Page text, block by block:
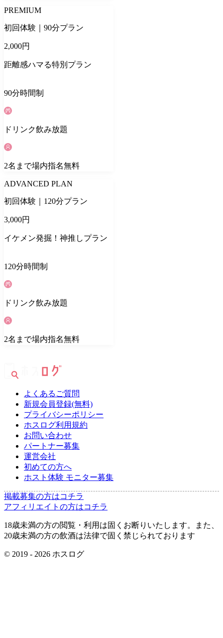
PREMIUM
初回体験｜90分プラン
2,000円
距離感ハマる特別プラン
90分時間制
ドリンク飲み放題
2名 まで場内指名無料
ADVANCED PLAN
初回体験｜120分プラン
3,000円
イケメン発掘！神推しプラン
120分時間制
ドリンク飲み放題
2名 まで場内指名無料
よくあるご質問
新規会員登録(無料)
プライバシーポリシー
ホスログ利用規約
お問い合わせ
パートナー募集
運営会社
初めての方へ
ホスト体験 モニター募集
掲載募集の方はコチラ
アフィリエイトの方はコチラ
18歳未満の方の閲覧・利用は固くお断りいたします。また、
20歳未満の方の飲酒は法律で固く禁じられております
© 2019 - 2026 ホスログ